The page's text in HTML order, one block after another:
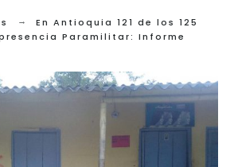
En Antioquia 121 de los 125
Paramilitar: Informe